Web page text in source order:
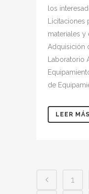
los
materiales y
Adquisición
Laboratorio
de
LEER MÁS
1